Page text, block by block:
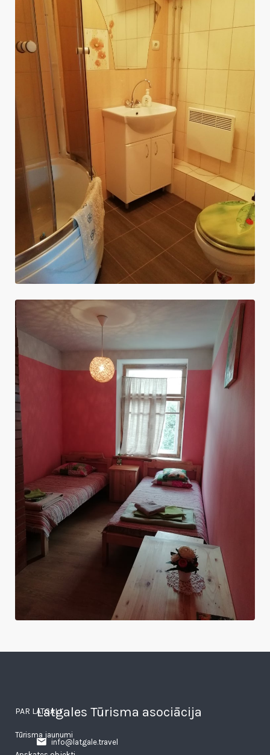
Latgales Tūrisma asociācija
info@latgale.travel
PAR LATGALI
Tūrisma jaunumi